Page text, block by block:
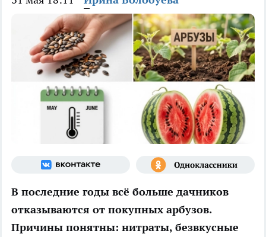
В последние годы всё больше дачников
отказываются от покупных арбузов.
Причины понятны: нитраты, безвкусные